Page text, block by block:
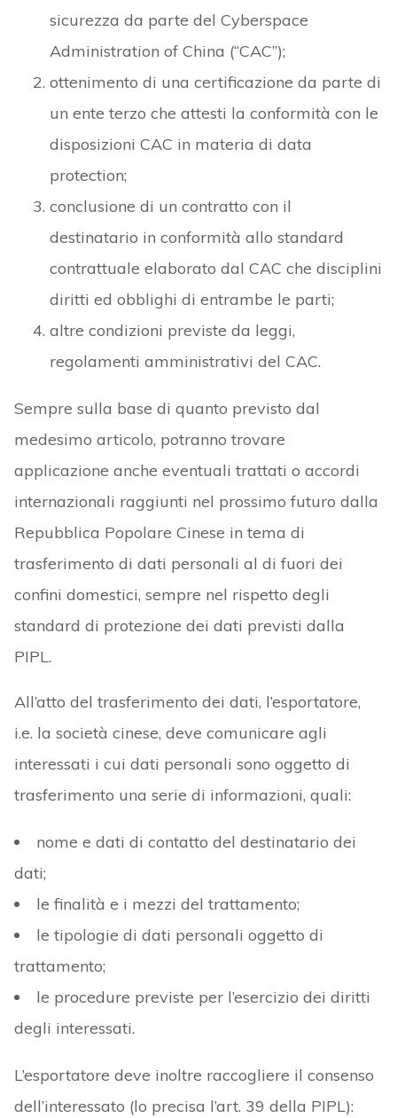
sicurezza da parte del Cyberspace
Administration of China (“CAC”);
ottenimento di una certificazione da parte di
un ente terzo che attesti la conformità con le
disposizioni CAC in materia di data
protection;
conclusione di un contratto con il
destinatario in conformità allo standard
contrattuale elaborato dal CAC che disciplini
diritti ed obblighi di entrambe le parti;
altre condizioni previste da leggi,
regolamenti amministrativi del CAC.
Sempre sulla base di quanto previsto dal
medesimo articolo, potranno trovare
applicazione anche eventuali trattati o accordi
internazionali raggiunti nel prossimo futuro dalla
Repubblica Popolare Cinese in tema di
trasferimento di dati personali al di fuori dei
confini domestici, sempre nel rispetto degli
standard di protezione dei dati previsti dalla
PIPL.
All’atto del trasferimento dei dati, l’esportatore,
i.e. la società cinese, deve comunicare agli
interessati i cui dati personali sono oggetto di
trasferimento una serie di informazioni, quali:
nome e dati di contatto del destinatario dei
dati;
le finalità e i mezzi del trattamento;
le tipologie di dati personali oggetto di
trattamento;
le procedure previste per l’esercizio dei diritti
degli interessati.
L’esportatore deve inoltre raccogliere il consenso
dell’interessato (lo precisa l’art. 39 della PIPL):